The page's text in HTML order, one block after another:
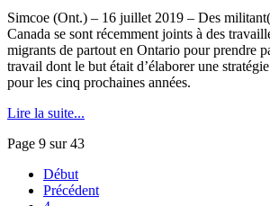
Simcoe (Ont.) – 16 juillet 2019 – Des
Canada se sont récemment joints à des
migrants de partout en Ontario pour prendre
travail dont le but était d’élaborer une
pour les cinq prochaines années.
Lire la suite...
Page 9 sur 43
Début
Précédent